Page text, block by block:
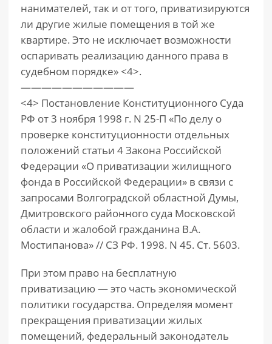
нанимателей, так и от того, приватизируются
ли другие жилые помещения в той же
квартире. Это не исключает возможности
оспаривать реализацию данного права в
судебном порядке» <4>.
———————————
<4> Постановление Конституционного Суда
РФ от 3 ноября 1998 г. N 25-П «По делу о
проверке конституционности отдельных
положений статьи 4 Закона Российской
Федерации «О приватизации жилищного
фонда в Российской Федерации» в связи с
запросами Волгоградской областной Думы,
Дмитровского районного суда Московской
области и жалобой гражданина В.А.
Мостипанова» // СЗ РФ. 1998. N 45. Ст. 5603.
При этом право на бесплатную
приватизацию — это часть экономической
политики государства. Определяя момент
прекращения приватизации жилых
помещений, федеральный законодатель